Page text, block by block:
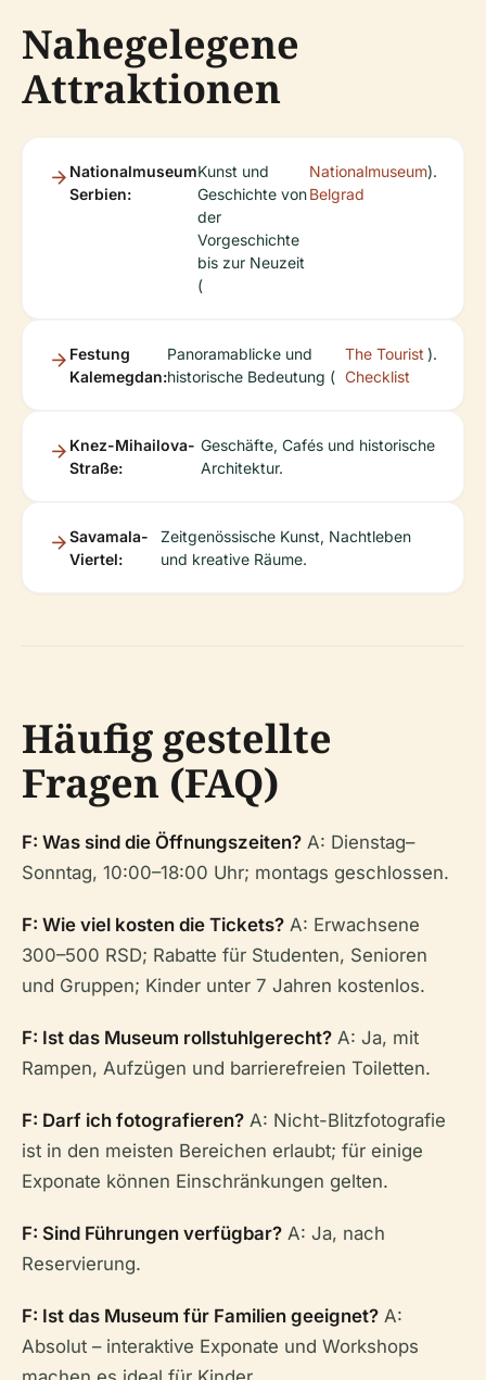
Nahegelegene
Attraktionen
Nationalmuseum
Serbien:
Kunst und
Geschichte von
der
Vorgeschichte
bis zur Neuzeit
(
Nationalmuseum
Belgrad
).
Festung
Kalemegdan:
Panoramablicke und
historische Bedeutung (
The Tourist
Checklist
).
Knez-Mihailova-
Straße:
Geschäfte, Cafés und historische
Architektur.
Savamala-
Viertel:
Zeitgenössische Kunst, Nachtleben
und kreative Räume.
Häufig gestellte
Fragen (FAQ)
F: Was sind die Öffnungszeiten? A: Dienstag–
Sonntag, 10:00–18:00 Uhr; montags geschlossen.
F: Wie viel kosten die Tickets? A: Erwachsene
300–500 RSD; Rabatte für Studenten, Senioren
und Gruppen; Kinder unter 7 Jahren kostenlos.
F: Ist das Museum rollstuhlgerecht? A: Ja, mit
Rampen, Aufzügen und barrierefreien Toiletten.
F: Darf ich fotografieren? A: Nicht-Blitzfotografie
ist in den meisten Bereichen erlaubt; für einige
Exponate können Einschränkungen gelten.
F: Sind Führungen verfügbar? A: Ja, nach
Reservierung.
F: Ist das Museum für Familien geeignet? A:
Absolut – interaktive Exponate und Workshops